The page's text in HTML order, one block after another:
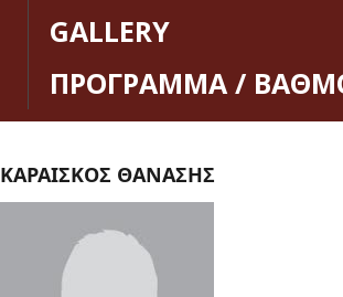
GALLERY
ΠΡΟΓΡΑΜΜΑ /
ΚΑΡΑΙΣΚΟΣ ΘΑΝΑΣΗΣ